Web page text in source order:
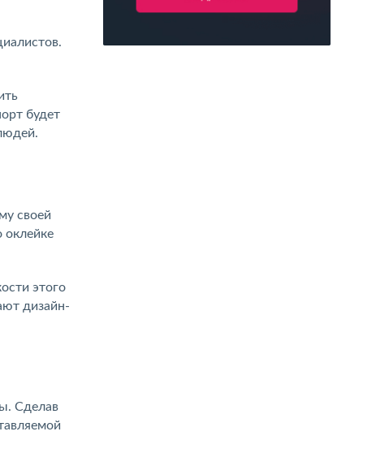
будет
своей
оклейке
этого
дизайн-
Сделав